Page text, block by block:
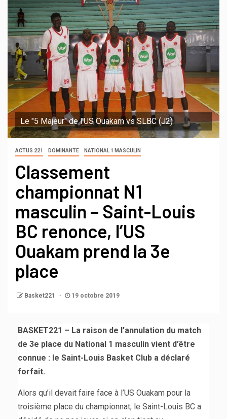
Le "5 Majeur" de l'US Ouakam vs SLBC (J2)
ACTUS 221 DOMINANTE NATIONAL 1 MASCULIN
Classement
championnat N1
masculin – Saint-Louis
BC renonce, l’US
Ouakam prend la 3e
place
Basket221 19 octobre 2019
BASKET221 – La raison de l’annulation du match
de 3e place du National 1 masculin vient d’être
connue : le Saint-Louis Basket Club a déclaré
forfait.
Alors qu’il devait faire face à l’US Ouakam pour la
troisième place du championnat, le Saint-Louis BC a